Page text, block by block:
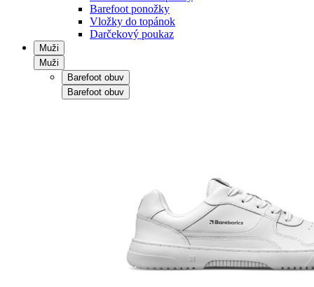
Barefoot ponožky
Vložky do topánok
Darčekový poukaz
Muži
Muži
Barefoot obuv
Barefoot obuv